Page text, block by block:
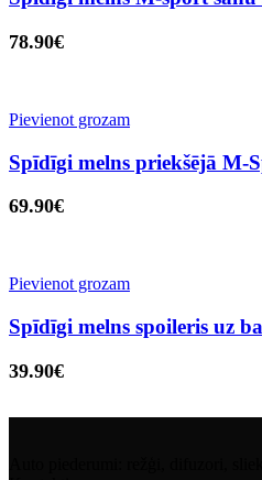
78.90€
Pievienot grozam
Spīdīgi melns priekšējā
69.90€
Pievienot grozam
Spīdīgi melns spoileris uz
39.90€